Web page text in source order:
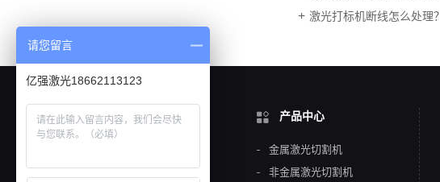
激光打标机断线怎么处理？
关于亿强
企业精神
产品中心
金属激光切割机
非金属激光切割机
请您留言
亿强激光18662113123